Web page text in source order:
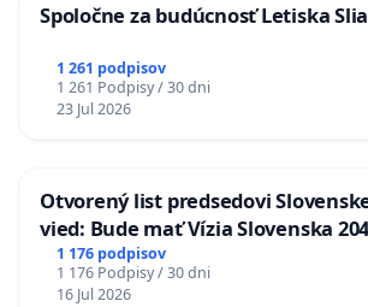
Spoločne za budúcnosť Letiska
1 261 podpisov
1 261 Podpisy / 30 dni
23 Jul 2026
Otvorený list predsedovi
vied: Bude mať Vízia Slovenska
chrbticu?
1 176 podpisov
1 176 Podpisy / 30 dni
16 Jul 2026